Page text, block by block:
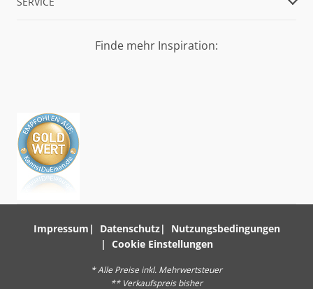
Finde mehr Inspiration:
Impressum Datenschutz
Nutzungsbedingungen
Cookie Einstellungen
* Alle Preise inkl. Mehrwertsteuer
** Verkaufspreis bisher